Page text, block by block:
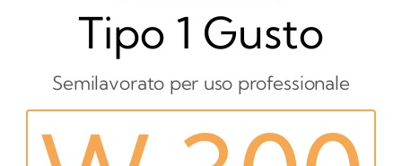
Tipo 1 Gusto
Semilavorato per uso professionale